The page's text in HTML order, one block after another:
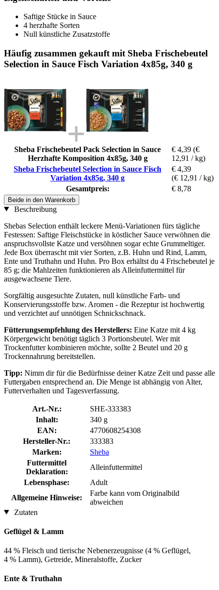
Saftige Stücke in Sauce
4 herzhafte Sorten
Null künstliche Zusatzstoffe
Häufig zusammen gekauft mit Sheba Frischebeutel
Selection in Sauce Fisch Variation 4x85g, 340 g
Sheba Frischebeutel Pack Selection in Sauce
Herzhafte Komposition 4x85g, 340 g
€ 4,39 (€
12,91 / kg)
Sheba Frischebeutel Selection in Sauce Fisch
Variation 4x85g, 340 g
€ 4,39
(€ 12,91 / kg)
Gesamtpreis:
€ 8,78
Beide in den Warenkorb
Beschreibung
Shebas Selection enthält leckere Menü-Variationen fürs tägliche
Festessen: Saftige Fleischstücke in köstlicher Sauce verwöhnen die
anspruchsvollste Katze und versöhnen sogar echte Grummeltiger.
Jede Box überrascht mit vier Sorten, z.B. Huhn und Rind, Lamm,
Ente und Truthahn und Huhn. Pro Box erhältst du 4 Frischebeutel je
85 g; die Mahlzeiten funktionieren als Alleinfuttermittel für
ausgewachsene Tiere.
Sorgfältig ausgesuchte Zutaten, null künstliche Farb- und
Konservierungsstoffe bzw. Aromen - die Rezeptur ist hochwertig
und verzichtet auf unnötigen Schnickschnack.
Fütterungsempfehlung des Herstellers: Eine Katze mit 4 kg
Körpergewicht benötigt täglich 3 Portionsbeutel. Wer mit
Trockenfutter kombinieren möchte, sollte 2 Beutel und 20 g
Trockennahrung bereitstellen.
Tipp: Nimm dir für die Bedürfnisse deiner Katze Zeit und passe alle
Futtergaben entsprechend an. Die Menge ist abhängig von Alter,
Futterverhalten und Tagesverfassung.
Art.-Nr.:
SHE-333383
Inhalt:
340 g
EAN:
4770608254308
Hersteller-Nr.:
333383
Marken:
Sheba
Futtermittel
Deklaration:
Alleinfuttermittel
Lebensphase:
Adult
Allgemeine Hinweise:
Farbe kann vom Originalbild
abweichen
Zutaten
Geflügel & Lamm
44 % Fleisch und tierische Nebenerzeugnisse (4 % Geflügel,
4 % Lamm), Getreide, Mineralstoffe, Zucker
Ente & Truthahn